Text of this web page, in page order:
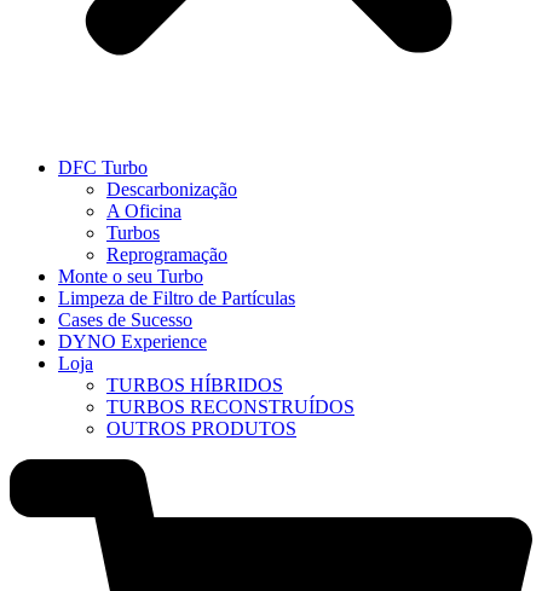
DFC Turbo
Descarbonização
A Oficina
Turbos
Reprogramação
Monte o seu Turbo
Limpeza de Filtro de Partículas
Cases de Sucesso
DYNO Experience
Loja
TURBOS HÍBRIDOS
TURBOS RECONSTRUÍDOS
OUTROS PRODUTOS